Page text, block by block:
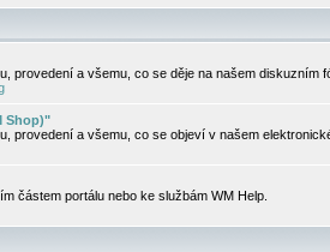
provedení a všemu, co se děje na našem diskuzním
Shop)"
provedení a všemu, co se objeví v našem
částem portálu nebo ke službám WM Help.